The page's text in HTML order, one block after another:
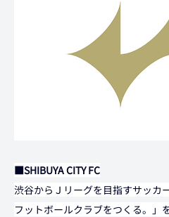
■SHIBUYA CITY FC
渋谷からＪリーグを目指すサッカ
フットボールクラブをつくる。」